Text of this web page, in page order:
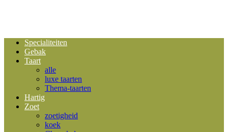
Specialiteiten
Gebak
Taart
alle
luxe taarten
Thema-taarten
Hartig
Zoet
zoetigheid
koek